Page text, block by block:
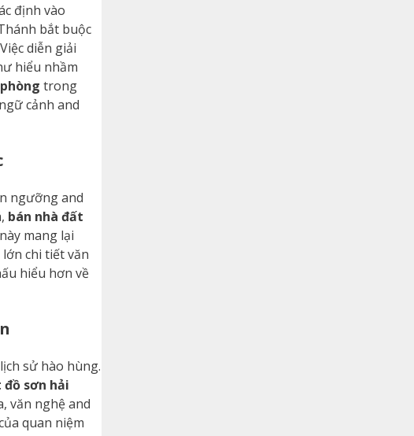
định vào
bắt buộc
diễn giải
hiểu nhầm
trong
cảnh and
ngưỡng and
bán nhà đất
mang lại
chi tiết văn
hiểu hơn về
sử hào hùng.
sơn hải
văn nghệ and
quan niệm